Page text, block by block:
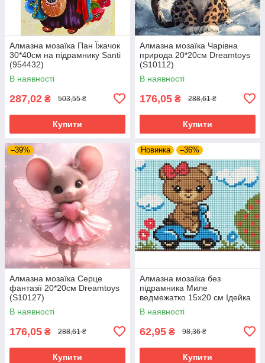
Алмазна мозаїка Пан Їжачок
30*40см на підрамнику Santi
(954432)
В наявності
287,02 ₴ 503,55 ₴
Купити
Алмазна мозаїка Чарівна
природа 20*20см Dreamtoys
(S10112)
В наявності
176,05 ₴ 288,61 ₴
Купити
–39%
Алмазна мозаїка Серце
фантазії 20*20см Dreamtoys
(S10127)
В наявності
176,05 ₴ 288,61 ₴
Купити
Новинка –36%
Алмазна мозаїка без
підрамника Миле
ведмежатко 15х20 см Ідейка
(AMM1079)
В наявності
62,95 ₴ 98,36 ₴
Купити